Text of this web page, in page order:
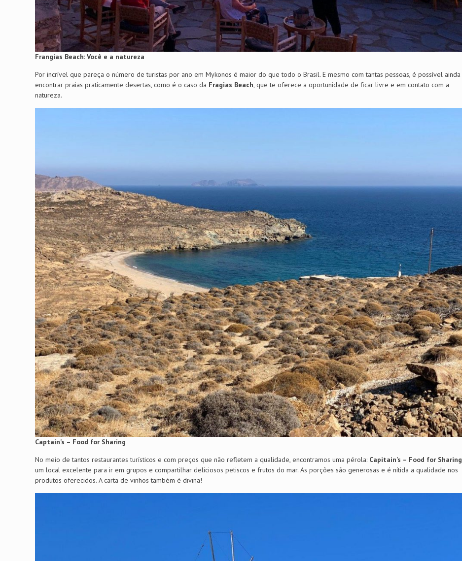
Frangias Beach:Você e a natureza
Por incrível que pareça o número de turistas por ano em Mykonos é maior do que todo o Brasil. E mesmo com tantas pessoas, é possível ainda
encontrar praias praticamente desertas, como é o caso da Fragias Beach, que te oferece a oportunidade de ficar livre e em contato com a
natureza.
Captain’s – Food for Sharing
No meio de tantos restaurantes turísticos e com preços que não refletem a qualidade, encontramos uma pérola: Capitain’s – Food for Sharing
um local excelente para ir em grupos e compartilhar deliciosos petiscos e frutos do mar. As porções são generosas e é nítida a qualidade nos
produtos oferecidos. A carta de vinhos também é divina!